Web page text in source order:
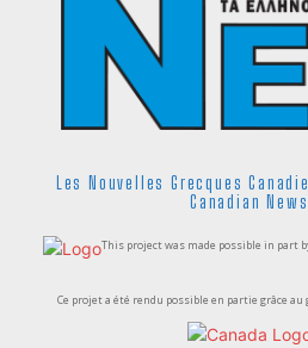
Les Nouvelles Grecques
Canadian News
This project was made possible in part
Ce projet a été rendu possible en partie grâce au